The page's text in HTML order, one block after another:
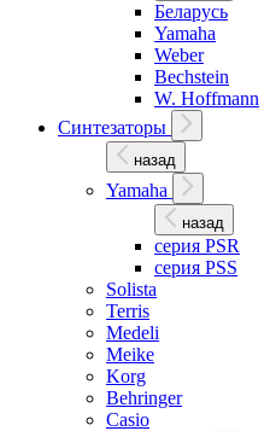
Беларусь
Yamaha
Weber
Bechstein
W. Hoffmann
Синтезаторы
назад
Yamaha
назад
серия PSR
серия PSS
Solista
Terris
Medeli
Meike
Korg
Behringer
Casio